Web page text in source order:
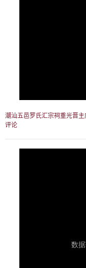
潮汕五邑罗氏汇宗祠重光晋
评论